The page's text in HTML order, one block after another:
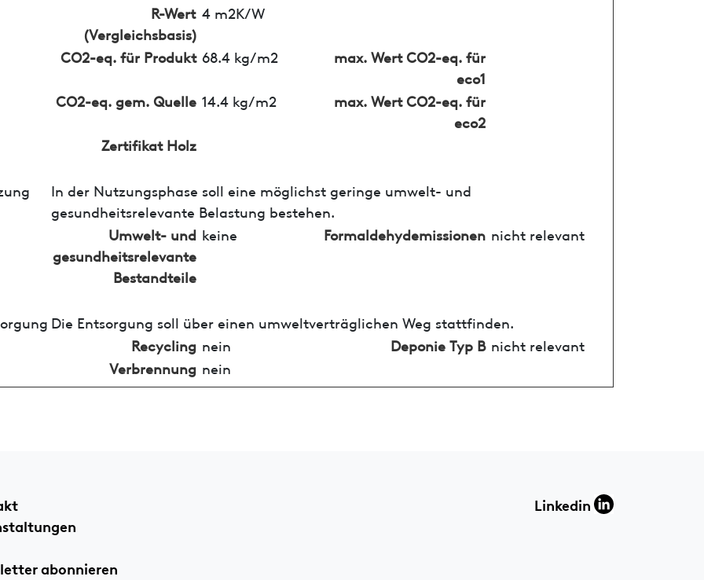
R-Wert
(Vergleichsbasis)
4 m2K/W
CO2-eq. für Produkt 68.4 kg/m2
max. Wert CO2-eq. für
eco1
CO2-eq. gem. Quelle 14.4 kg/m2
max. Wert CO2-eq. für
eco2
Zertifikat Holz
In der Nutzungsphase soll eine möglichst geringe umwelt- und
gesundheitsrelevante Belastung bestehen.
Umwelt- und
gesundheitsrelevante
Bestandteile
keine Formaldehydemissionen nicht relevant
Die Entsorgung soll über einen umweltverträglichen Weg stattfinden.
Recycling nein Deponie Typ B nicht relevant
Verbrennung nein
abonnieren
Linkedin